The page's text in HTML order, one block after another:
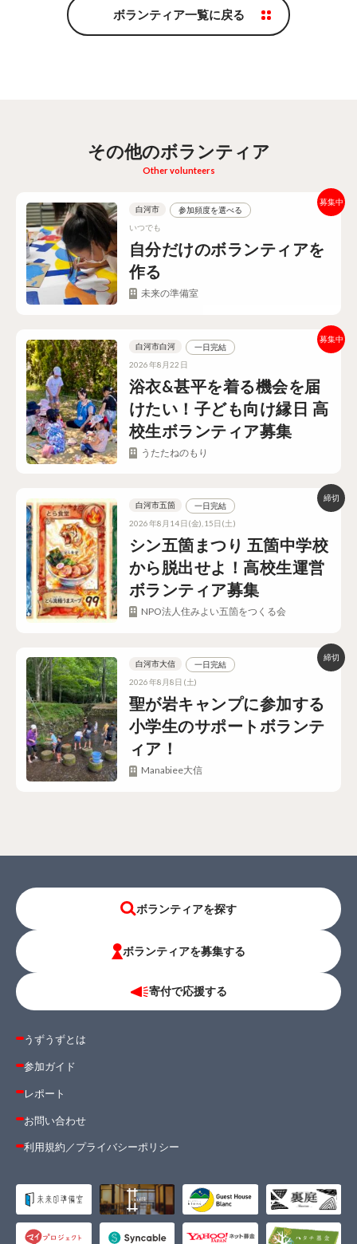
ボランティア一覧に戻る
その他のボランティア
Other volunteers
自分だけのボランティアを
作る
白河市
参加頻度を選べる
いつでも
未来の準備室
浴衣&甚平を着る機会を届
けたい！子ども向け縁日 高
校生ボランティア募集
白河市白河
一日完結
2026年8月22日
うたたねのもり
シン五箇まつり 五箇中学校
から脱出せよ！高校生運営
ボランティア募集
白河市五箇
一日完結
2026年8月14日(金),15日(土)
NPO法人住みよい五箇をつくる会
聖が岩キャンプに参加する
小学生のサポートボランテ
ィア！
白河市大信
一日完結
2026年8月8日(土)
Manabiee大信
ボランティアを探す
ボランティアを募集する
寄付で応援する
うずうずとは
参加ガイド
レポート
お問い合わせ
利用規約／プライバシーポリシー